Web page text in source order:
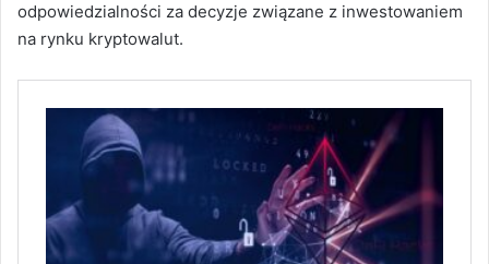
odpowiedzialności za decyzje związane z inwestowaniem
na rynku kryptowalut.